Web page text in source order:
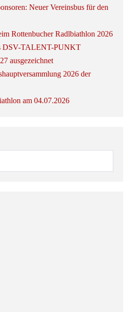
Neuer Vereinsbus für den
Rottenbucher Radlbiathlon 2026
DSV-TALENT-PUNKT
ausgezeichnet
2026 der
am 04.07.2026